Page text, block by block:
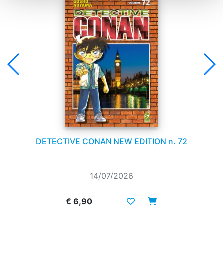
DETECTIVE CONAN NEW EDITION n. 72
14/07/2026
€ 6,90